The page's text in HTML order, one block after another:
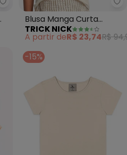
Rovitex - Blusa Feminina
Blusa Manga Curta
Feminina (Bege)
TRICK NICK
A partir deR$ 23,74R$
-15%